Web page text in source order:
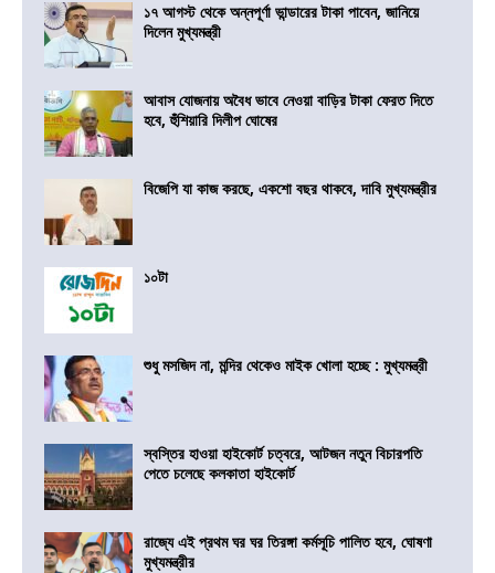
১৭ আগস্ট থেকে অন্নপূর্ণা ভান্ডারের টাকা পাবেন, জানিয়ে
দিলেন মুখ্যমন্ত্রী
আবাস যোজনায় অবৈধ ভাবে নেওয়া বাড়ির টাকা ফেরত দিতে
হবে, হুঁশিয়ারি দিলীপ ঘোষের
বিজেপি যা কাজ করছে, একশো বছর থাকবে, দাবি মুখ্যমন্ত্রীর
১০টা
শুধু মসজিদ না, মন্দির থেকেও মাইক খোলা হচ্ছে : মুখ্যমন্ত্রী
স্বস্তির হাওয়া হাইকোর্ট চত্বরে, আটজন নতুন বিচারপতি
পেতে চলেছে কলকাতা হাইকোর্ট
রাজ্যে এই প্রথম ঘর ঘর তিরঙ্গা কর্মসূচি পালিত হবে, ঘোষণা
মুখ্যমন্ত্রীর